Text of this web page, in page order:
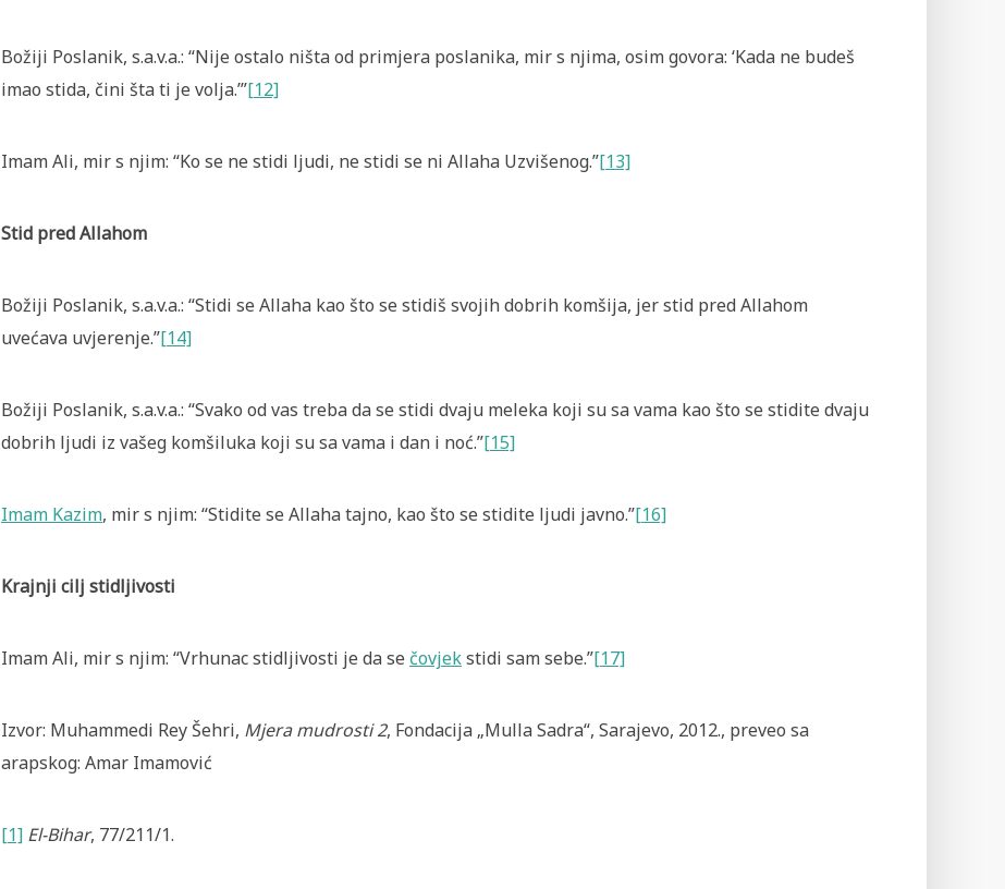
Božiji Poslanik, s.a.v.a.: “Nije ostalo ništa od primjera poslanika, mir s njima, osim govora: ‘Kada ne budeš
imao stida, čini šta ti je volja.’”[12]
Imam Ali, mir s njim: “Ko se ne stidi ljudi, ne stidi se ni Allaha Uzvišenog.”[13]
Stid pred Allahom
Božiji Poslanik, s.a.v.a.: “Stidi se Allaha kao što se stidiš svojih dobrih komšija, jer stid pred Allahom
uvećava uvjerenje.”[14]
Božiji Poslanik, s.a.v.a.: “Svako od vas treba da se stidi dvaju meleka koji su sa vama kao što se stidite dvaju
dobrih ljudi iz vašeg komšiluka koji su sa vama i dan i noć.”[15]
Imam Kazim, mir s njim: “Stidite se Allaha tajno, kao što se stidite ljudi javno.”[16]
Krajnji cilj stidljivosti
Imam Ali, mir s njim: “Vrhunac stidljivosti je da se čovjekstidi sam sebe.”[17]
Izvor: Muhammedi Rey Šehri, Mjera mudrosti 2, Fondacija „Mulla Sadra“, Sarajevo, 2012., preveo sa
arapskog: Amar Imamović
[1] El-Bihar, 77/211/1.